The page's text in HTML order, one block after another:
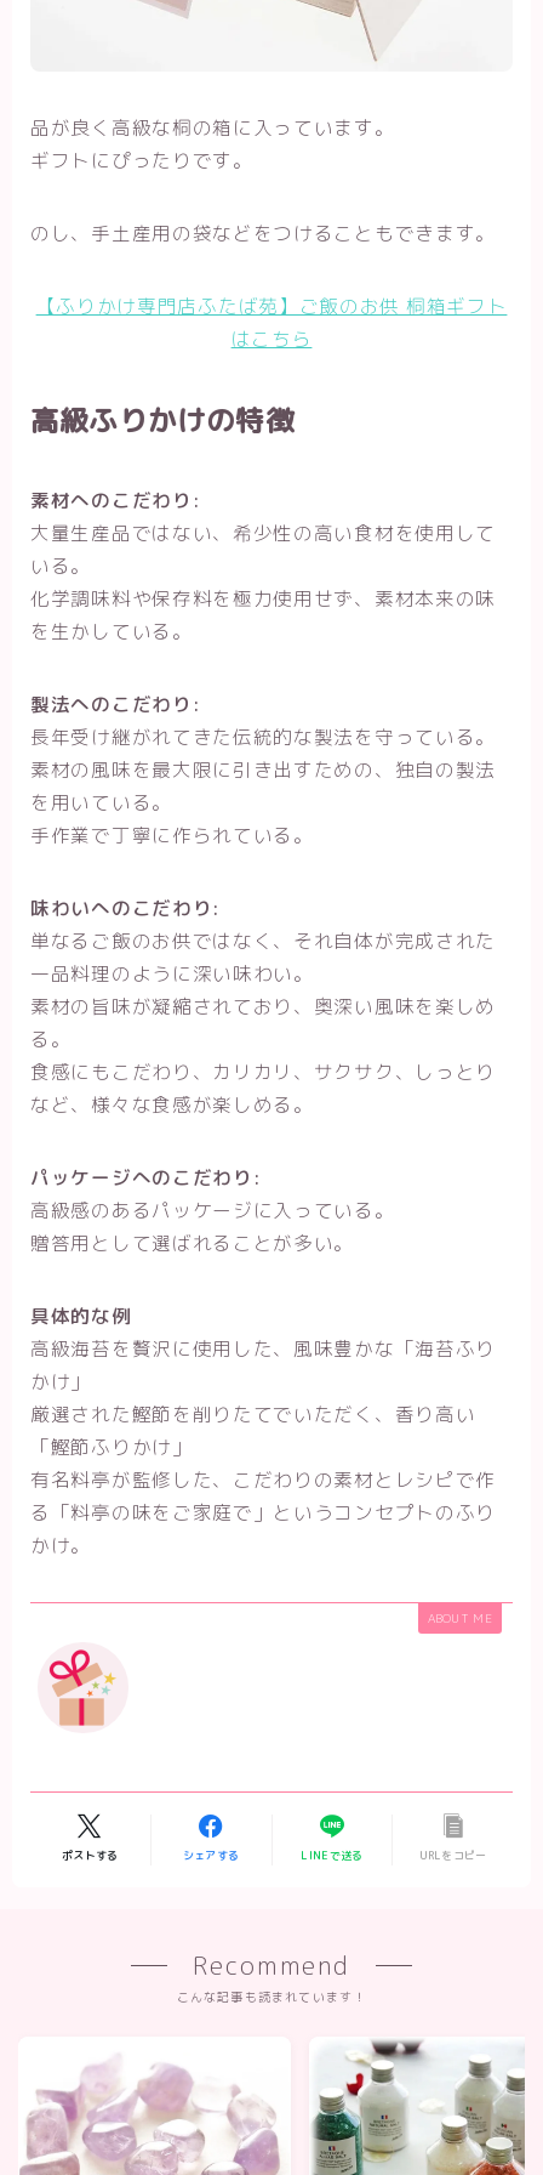
品が良く高級な桐の箱に入っています。
ギフトにぴったりです。
のし、手土産用の袋などをつけることもできます。
【ふりかけ専門店ふたば苑】ご飯のお供 桐箱ギフト
はこちら
高級ふりかけの特徴
素材へのこだわり:
大量生産品ではない、希少性の高い食材を使用して
いる。
化学調味料や保存料を極力使用せず、素材本来の味
を生かしている。
製法へのこだわり:
長年受け継がれてきた伝統的な製法を守っている。
素材の風味を最大限に引き出すための、独自の製法
を用いている。
手作業で丁寧に作られている。
味わいへのこだわり:
単なるご飯のお供ではなく、それ自体が完成された
一品料理のように深い味わい。
素材の旨味が凝縮されており、奥深い風味を楽しめ
る。
食感にもこだわり、カリカリ、サクサク、しっとり
など、様々な食感が楽しめる。
パッケージへのこだわり:
高級感のあるパッケージに入っている。
贈答用として選ばれることが多い。
具体的な例
高級海苔を贅沢に使用した、風味豊かな「海苔ふり
かけ」
厳選された鰹節を削りたてでいただく、香り高い
「鰹節ふりかけ」
有名料亭が監修した、こだわりの素材とレシピで作
る「料亭の味をご家庭で」というコンセプトのふり
かけ。
ABOUT ME
ポストする シェアする LINEで送る URLをコピー
Recommend
こんな記事も読まれています！